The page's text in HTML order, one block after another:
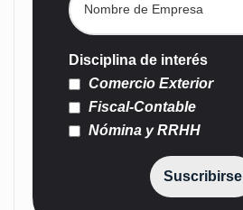
Disciplina de interés
Comercio Exterior
Fiscal-Contable
Nómina y RRHH
Suscribirse